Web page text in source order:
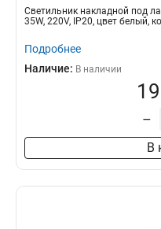
Светильник накладной под
35W, 220V, IP20, цвет белый,
Подробнее
Наличие: В наличии
–
В